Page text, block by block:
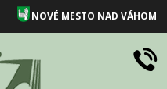
NOVÉ MESTO NAD VÁHOM